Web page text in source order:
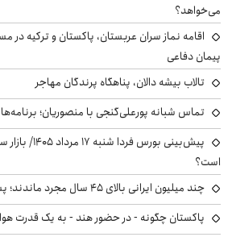
می‌خواهد؟
اقامه نماز سران عربستان، پاکستان و ترکیه در
پیمان دفاعی
تالاب بیشه دالان، پناهگاه پرندگان مهاجر
تماس شبانه پورعلی‌گنجی با منصوریان؛
پیش‌بینی بورس
است؟
چند میلیون ایرانی بالای ۴۵ سال مجرد ماندند؛ پشت‌پرده چیست؟
پاکستان چگونه - در حضور هند - به یک قدرت